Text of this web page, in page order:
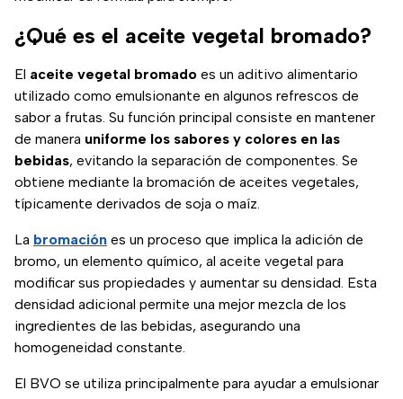
¿Qué es el aceite vegetal bromado?
El aceite vegetal bromado es un aditivo alimentario
utilizado como emulsionante en algunos refrescos de
sabor a frutas. Su función principal consiste en mantener
de manera uniforme los sabores y colores en las
bebidas, evitando la separación de componentes. Se
obtiene mediante la bromación de aceites vegetales,
típicamente derivados de soja o maíz.
La bromación es un proceso que implica la adición de
bromo, un elemento químico, al aceite vegetal para
modificar sus propiedades y aumentar su densidad. Esta
densidad adicional permite una mejor mezcla de los
ingredientes de las bebidas, asegurando una
homogeneidad constante.
El BVO se utiliza principalmente para ayudar a emulsionar